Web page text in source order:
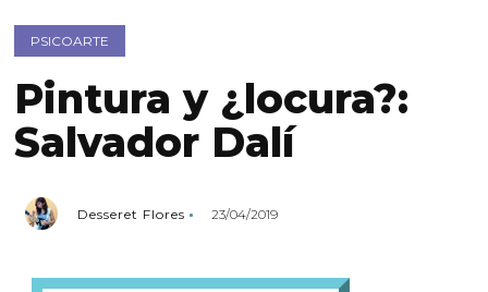
PSICOARTE
Pintura y ¿locura?:
Salvador Dalí
Desseret Flores 23/04/2019